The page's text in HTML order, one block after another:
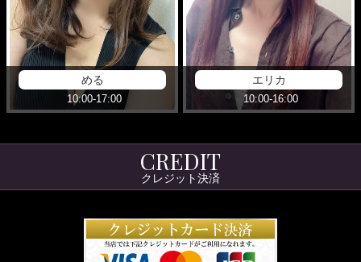
める
10:00-17:00
エリカ
10:00-16:00
CREDIT
クレジット決済